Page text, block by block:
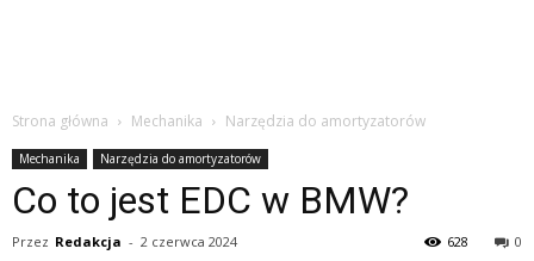
Strona główna Mechanika Narzędzia do amortyzatorów
Mechanika Narzędzia do amortyzatorów
Co to jest EDC w BMW?
Przez Redakcja - 2 czerwca 2024 0
628